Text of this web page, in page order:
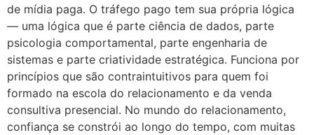
de mídia paga. O tráfego pago tem sua própria lógica
— uma lógica que é parte ciência de dados, parte
psicologia comportamental, parte engenharia de
sistemas e parte criatividade estratégica. Funciona por
princípios que são contraintuitivos para quem foi
formado na escola do relacionamento e da venda
consultiva presencial. No mundo do relacionamento,
confiança se constrói ao longo do tempo, com muitas